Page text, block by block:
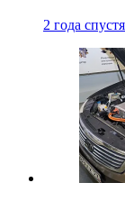
2 года спустя